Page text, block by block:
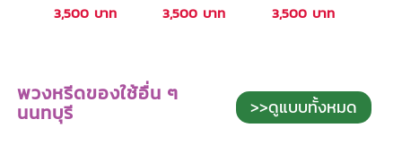
3,500 บาท 3,500 บาท 3,500 บาท
พวงหรีดของใช้อื่น ๆ
นนทบุรี >>ดูแบบทั้งหมด